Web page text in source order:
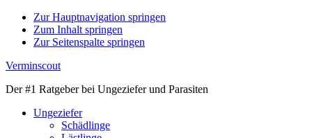
Zur Hauptnavigation springen
Zum Inhalt springen
Zur Seitenspalte springen
Verminscout
Der #1 Ratgeber bei Ungeziefer und Parasiten
Ungeziefer
Schädlinge